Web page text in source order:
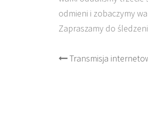
odmieni i zobaczymy
Zapraszamy do
Post
Transmisja